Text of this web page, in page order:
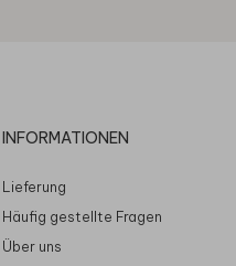
INFORMATIONEN
Lieferung
Häufig gestellte Fragen
Über uns